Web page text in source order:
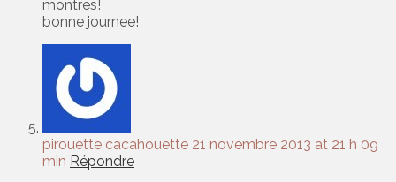
montres!
bonne journee!
pirouette cacahouette 21 novembre 2013 at 21 h 09
min Répondre